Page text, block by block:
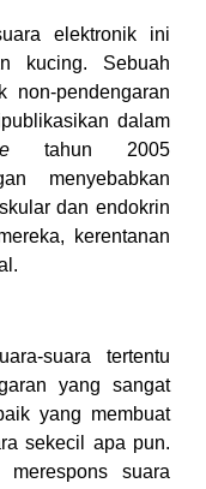
elektronik ini
kucing. Sebuah
non-pendengaran
dalam
tahun 2005
menyebabkan
dan endokrin
kerentanan
suara tertentu
yang sangat
yang membuat
sekecil apa pun.
suara